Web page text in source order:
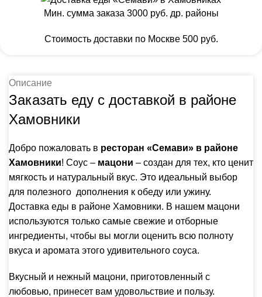
Мин. сумма заказа 3000 руб. др. районы
Стоимость доставки по Москве 500 руб.
Описание
Заказать еду с доставкой в районе
Хамовники
Добро пожаловать в ресторан «Семави» в районе
Хамовники! Соус – мацони – создан для тех, кто ценит
мягкость и натуральный вкус. Это идеальный выбор
для полезного дополнения к обеду или ужину.
Доставка еды в районе Хамовники. В нашем мацони
используются только самые свежие и отборные
ингредиенты, чтобы вы могли оценить всю полноту
вкуса и аромата этого удивительного соуса.
Вкусный и нежный мацони, приготовленный с
любовью, принесет вам удовольствие и пользу.